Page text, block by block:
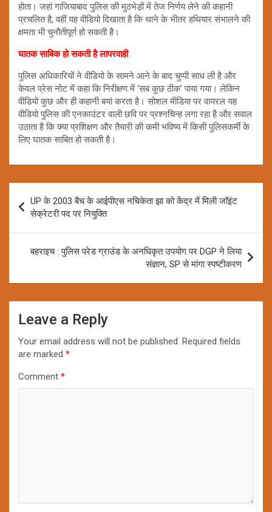
होता। जहां गाजियाबाद पुलिस की मुठभेड़ों में तेज निर्णय लेने की कहानी
प्रचलित है, वहीं यह वीडियो दिखाता है कि थाने के भीतर हथियार संभालने की
क्षमता भी चुनौतीपूर्ण हो सकती है।
घातक साबिक हो सकती है लापरवाही
पुलिस अधिकारियों ने वीडियो के सामने आने के बाद चुप्पी साध ली है और
केवल प्रेस नोट में कहा कि निरीक्षण में ‘सब कुछ ठीक’ पाया गया। लेकिन
वीडियो कुछ और ही कहानी बयां करता है। सोशल मीडिया पर वायरल यह
वीडियो पुलिस की एनकाउंटर वाली छवि पर प्रश्नचिन्ह लगा रहा है और सवाल
उठाता है कि क्या प्रशिक्षण और तैयारी की कमी भविष्य में किसी पुलिसकर्मी के
लिए घातक साबित हो सकती है।
navigation
UP के 2003 बैच के आईपीएस नचिकेता झा को केंद्र में मिली जॉइंट
सेक्रेटरी पद पर नियुक्ति
बहराइच : पुलिस परेड ग्राउंड के अनधिकृत उपयोग पर DGP ने लिया
संज्ञान, SP से मांगा स्पष्टीकरण
Leave a Reply
Your email address will not be published. Required fields
are marked *
Comment *